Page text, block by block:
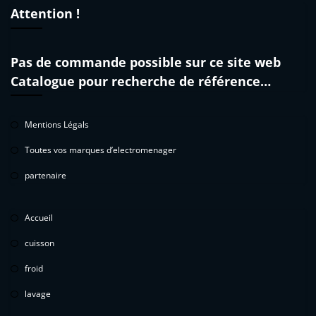
Attention !
Pas de commande possible sur ce site web
Catalogue pour recherche de référence…
Mentions Légals
Toutes vos marques d’electromenager
partenaire
Accueil
cuisson
froid
lavage